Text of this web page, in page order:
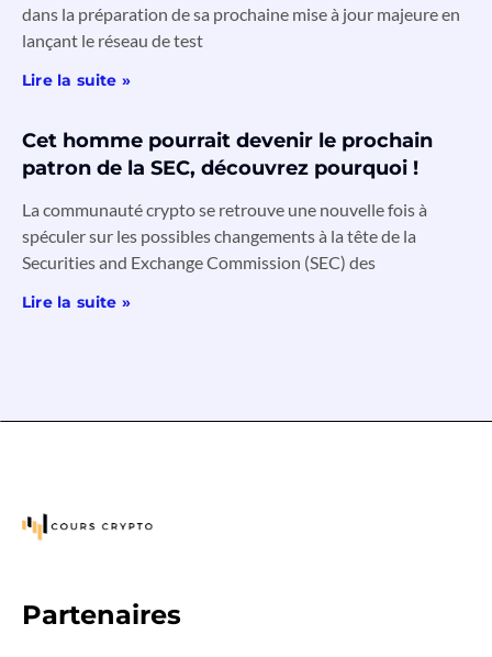
dans la préparation de sa prochaine mise à jour majeure en
lançant le réseau de test
Lire la suite »
Cet homme pourrait devenir le prochain
patron de la SEC, découvrez pourquoi !
La communauté crypto se retrouve une nouvelle fois à
spéculer sur les possibles changements à la tête de la
Securities and Exchange Commission (SEC) des
Lire la suite »
Partenaires